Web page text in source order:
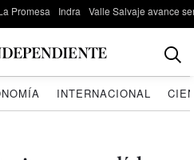
Promesa Indra Valle Salvaje avance
INTERNACIONAL